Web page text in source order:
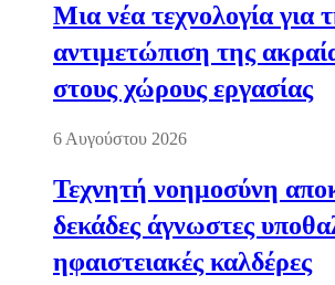
Μια νέα τεχνολογία για
αντιμετώπιση της
στους χώρους εργασίας
6 Αυγούστου 2026
Τεχνητή νοημοσύνη
δεκάδες άγνωστες
ηφαιστειακές καλδέρες